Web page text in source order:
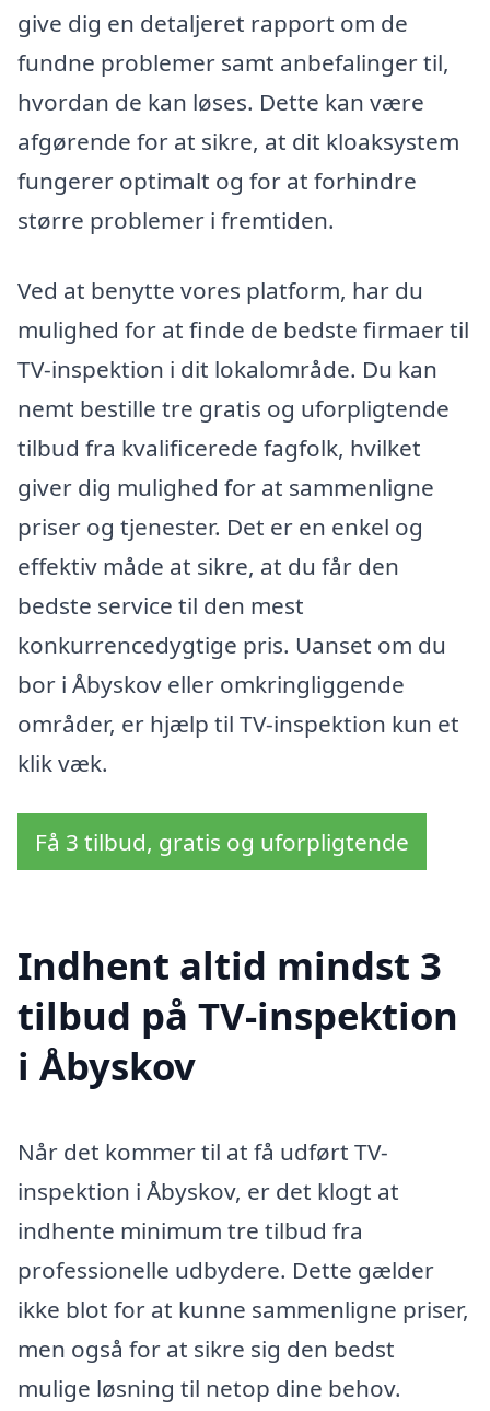
give dig en detaljeret rapport om de
fundne problemer samt anbefalinger til,
hvordan de kan løses. Dette kan være
afgørende for at sikre, at dit kloaksystem
fungerer optimalt og for at forhindre
større problemer i fremtiden.
Ved at benytte vores platform, har du
mulighed for at finde de bedste firmaer til
TV-inspektion i dit lokalområde. Du kan
nemt bestille tre gratis og uforpligtende
tilbud fra kvalificerede fagfolk, hvilket
giver dig mulighed for at sammenligne
priser og tjenester. Det er en enkel og
effektiv måde at sikre, at du får den
bedste service til den mest
konkurrencedygtige pris. Uanset om du
bor i Åbyskov eller omkringliggende
områder, er hjælp til TV-inspektion kun et
klik væk.
Få 3 tilbud, gratis og uforpligtende
Indhent altid mindst 3
tilbud på TV-inspektion
i Åbyskov
Når det kommer til at få udført TV-
inspektion i Åbyskov, er det klogt at
indhente minimum tre tilbud fra
professionelle udbydere. Dette gælder
ikke blot for at kunne sammenligne priser,
men også for at sikre sig den bedst
mulige løsning til netop dine behov.